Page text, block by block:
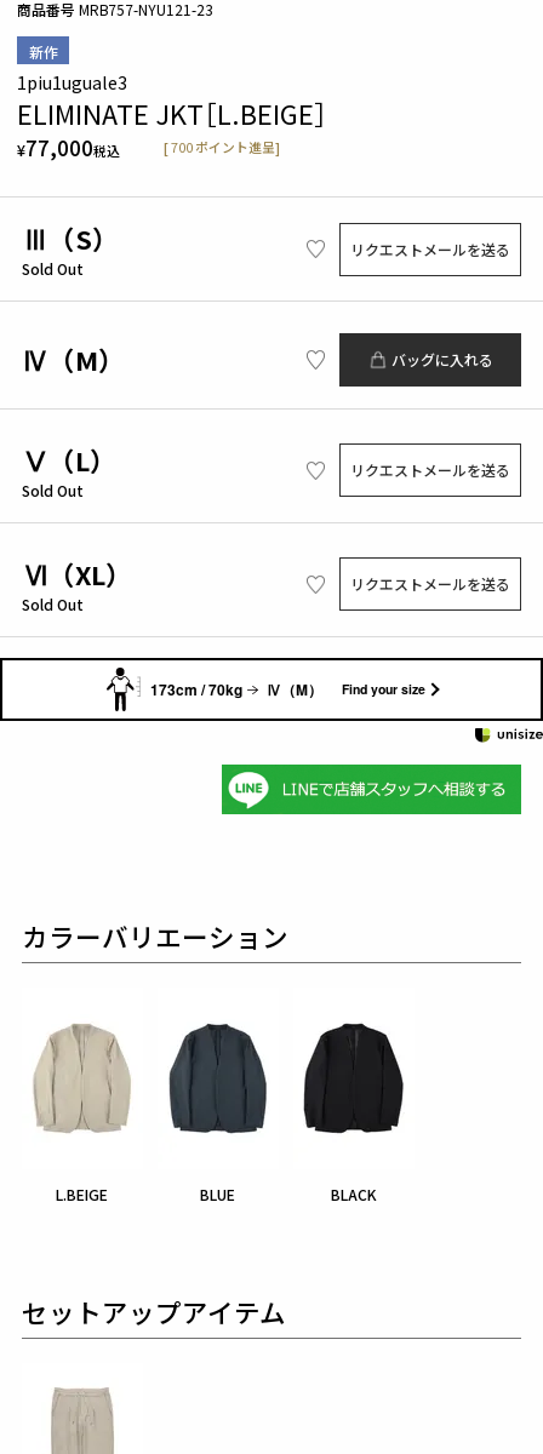
新作
1piu1uguale3
ELIMINATE JKT［L.BEIGE］
¥77,000税込 [700 ポイント進呈]
商品番号 MRB757-NYU121-23
Ⅲ（S）
Sold Out
リクエストメールを送る
Ⅳ（M） バッグに入れる
Ⅴ（L）
Sold Out
リクエストメールを送る
Ⅵ（XL）
Sold Out
リクエストメールを送る
173cm / 70kg Ⅳ（M） Find your size
カラーバリエーション
L.BEIGE BLUE BLACK
セットアップアイテム